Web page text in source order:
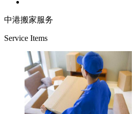
中港搬家服务
Service Items